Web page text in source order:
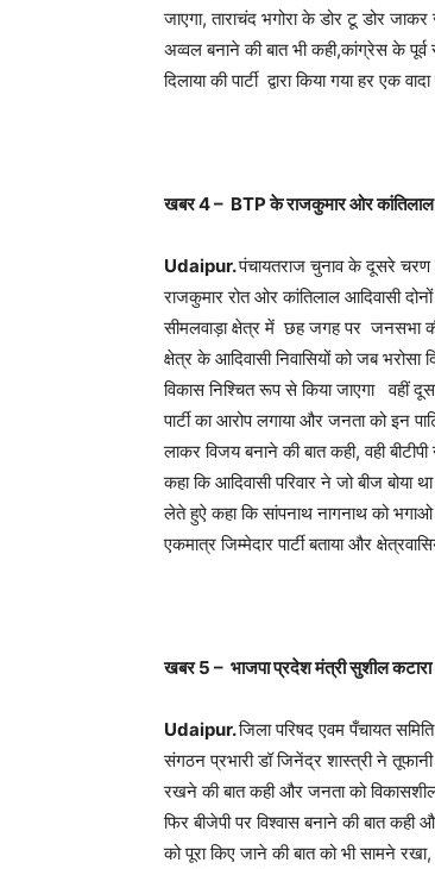
जाएगा, ताराचंद भगोरा के डोर टू डोर
अव्वल बनाने की बात भी कही,कांग्रेस के
दिलाया की पार्टी द्वारा किया गया हर एक
खबर4 – BTPके राजकुमार ओर कांतिलाल
Udaipur.पंचायतराज चुनाव के दूसरे चरण
राजकुमार रोत ओर कांतिलाल आदिवासी
सीमलवाड़ा क्षेत्र में छह जगह पर जनसभा
क्षेत्र के आदिवासी निवासियों को जब
विकास निश्चित रूप से किया जाएगा वहीं
पार्टी का आरोप लगाया और जनता को इन
लाकर विजय बनाने की बात कही, वही
कहा कि आदिवासी परिवार ने जो बीज बोया
लेते हुऐ कहा कि सांपनाथ नागनाथ को भगाओ
एकमात्र जिम्मेदार पार्टी बताया और
खबर5 – भाजपा प्रदेश मंत्री सुशील कटारा
Udaipur.जिला परिषद एवम पँचायत
संगठन प्रभारी डॉ जिनेंद्र शास्त्री ने
रखने की बात कही और जनता को
फिर बीजेपी पर विश्वास बनाने की बात कही
को पूरा किए जाने की बात को भी सामने